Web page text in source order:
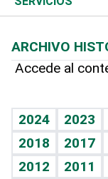
Hablando con el
Vida y familia
Eñe
Celebrando la vida
Línea de hit
TBT Deportivo
Hecho en casa
Guía del dinero
Cumpleaños
Horóscopos
Crucigramas
ARCHIVO
Accede al
2024 2023
2018
2017
2012
2011